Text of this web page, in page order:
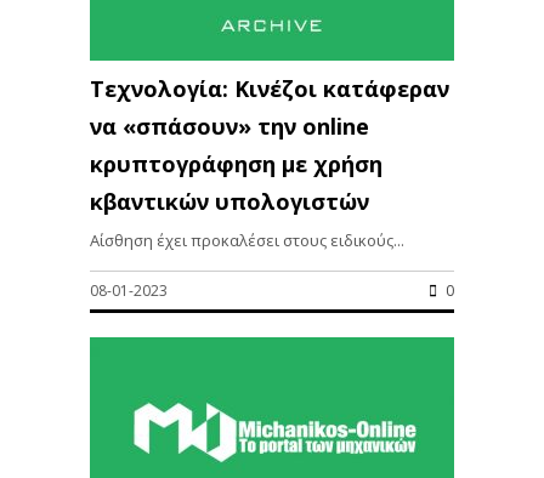
Τεχνολογία: Κινέζοι κατάφεραν
να «σπάσουν» την online
κρυπτογράφηση με χρήση
κβαντικών υπολογιστών
Αίσθηση έχει προκαλέσει στους ειδικούς...
08-01-2023 0